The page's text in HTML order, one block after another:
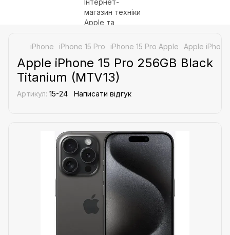
iPhone iPhone 15 Pro iPhone 15 Pro Apple Apple
Apple iPhone 15 Pro 256GB Black
Titanium (MTV13)
Артикул: 15-24 Написати відгук